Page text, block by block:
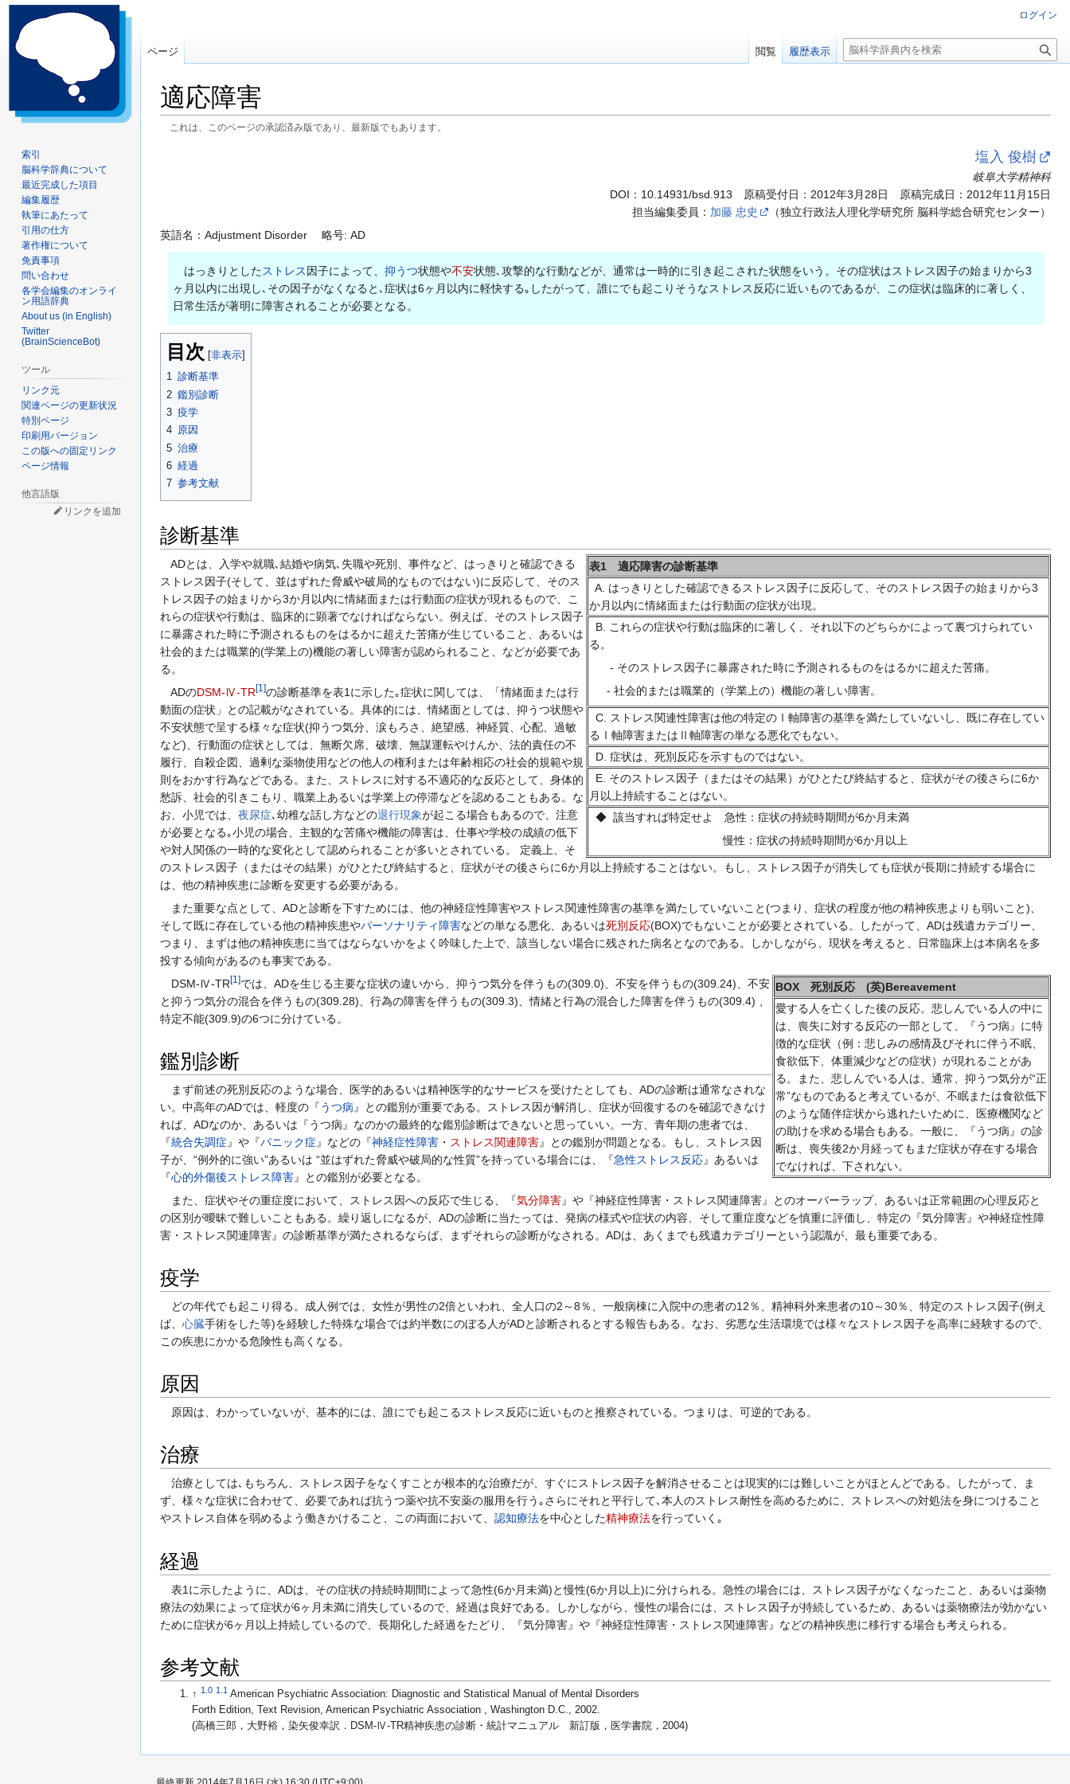
適応障害
これは、このページの承認済み版であり、最新版でもあります。
ョ
塩入 俊樹
岐阜大学精神科
DOI： 10.14931/bsd.913 原稿受付日：2012年3月28日 原稿完成日：2012年11月15日
担当編集委員： 加藤 忠史
（独立行政法人理化学研究所 脳科学総合研究センター）
英語名：Adjustment Disorder 略号: AD
はっきりとしたストレス因子によって、 抑うつ状態や不安状態､攻撃的な行動などが、通常は一時的に引き起こされた状態をいう。その症状はストレス因子の始まりから3
ヶ月以内に出現し､その因子がなくなると､症状は6ヶ月以内に軽快する｡したがって、誰にでも起こりそうなストレス反応に近いものであるが、この症状は臨床的に著しく、
日常生活が著明に障害されることが必要となる。
目次
1 診断基準
2 鑑別診断
3 疫学
4 原因
5 治療
6 経過
7 参考文献
診断基準
表1 適応障害の診断基準
A. はっきりとした確認できるストレス因子に反応して、そのストレス因子の始まりから3
か月以内に情緒面または行動面の症状が出現。
B. これらの症状や行動は臨床的に著しく、それ以下のどちらかによって裏づけられてい
る。
‐ そのストレス因子に暴露された時に予測されるものをはるかに超えた苦痛。
‐ 社会的または職業的（学業上の）機能の著しい障害。
C. ストレス関連性障害は他の特定のⅠ軸障害の基準を満たしていないし、既に存在してい
るⅠ軸障害またはⅡ軸障害の単なる悪化でもない。
D. 症状は、死別反応を示すものではない。
E. そのストレス因子（またはその結果）がひとたび終結すると、症状がその後さらに6か
月以上持続することはない。
◆ 該当すれば特定せよ 急性：症状の持続時期間が6か月未満
慢性：症状の持続時期間が6か月以上
ADとは、入学や就職､結婚や病気､失職や死別、事件など、はっきりと確認できる
ストレス因子(そして、並はずれた脅威や破局的なものではない)に反応して、そのス
トレス因子の始まりから3か月以内に情緒面または行動面の症状が現れるもので、こ
れらの症状や行動は、臨床的に顕著でなければならない。例えば、そのストレス因子
に暴露された時に予測されるものをはるかに超えた苦痛が生じていること、あるいは
社会的または職業的(学業上の)機能の著しい障害が認められること、などが必要であ
る。
ADのDSM-Ⅳ-TR[1 ]の診断基準を表1に示した｡症状に関しては、「情緒面または行
動面の症状」との記載がなされている。具体的には、情緒面としては、抑うつ状態や
不安状態で呈する様々な症状(抑うつ気分、涙もろさ、絶望感、神経質、心配、過敏
など)、行動面の症状としては、無断欠席、破壊、無謀運転やけんか、法的責任の不
履行、自殺企図、過剰な薬物使用などの他人の権利または年齢相応の社会的規範や規
則をおかす行為などである。また、ストレスに対する不適応的な反応として、身体的
愁訴、社会的引きこもり、職業上あるいは学業上の停滞などを認めることもある。な
お、小児では、 夜尿症､幼稚な話し方などの退行現象が起こる場合もあるので、注意
が必要となる｡小児の場合、主観的な苦痛や機能の障害は、仕事や学校の成績の低下
や対人関係の一時的な変化として認められることが多いとされている。 定義上、そ
のストレス因子（またはその結果）がひとたび終結すると、症状がその後さらに6か月以上持続することはない。もし、ストレス因子が消失しても症状が長期に持続する場合に
は、他の精神疾患に診断を変更する必要がある。
また重要な点として、ADと診断を下すためには、他の神経症性障害やストレス関連性障害の基準を満たしていないこと(つまり、症状の程度が他の精神疾患よりも弱いこと)、
そして既に存在している他の精神疾患やパーソナリティ障害などの単なる悪化、あるいは死別反応(BOX)でもないことが必要とされている。したがって、ADは残遺カテゴリー、
つまり、まずは他の精神疾患に当てはならないかをよく吟味した上で、該当しない場合に残された病名となのである。しかしながら、現状を考えると、日常臨床上は本病名を多
投する傾向があるのも事実である。
BOX 死別反応 (英)Bereavement
愛する人を亡くした後の反応。悲しんでいる人の中に
は、喪失に対する反応の一部として、『うつ病』に特
徴的な症状（例：悲しみの感情及びそれに伴う不眠、
食欲低下、体重減少などの症状）が現れることがあ
る。また、悲しんでいる人は、通常、抑うつ気分が“正
常”なものであると考えているが、不眠または食欲低下
のような随伴症状から逃れたいために、医療機関など
の助けを求める場合もある。一般に、『うつ病』の診
断は、喪失後2か月経ってもまだ症状が存在する場合
でなければ、下されない。
DSM-Ⅳ-TR[1 ]では、ADを生じる主要な症状の違いから、抑うつ気分を伴うもの(309.0)、不安を伴うもの(309.24)、不安
と抑うつ気分の混合を伴うもの(309.28)、行為の障害を伴うもの(309.3)、情緒と行為の混合した障害を伴うもの(309.4) 、
特定不能(309.9)の6つに分けている。
鑑別診断
まず前述の死別反応のような場合、医学的あるいは精神医学的なサービスを受けたとしても、ADの診断は通常なされな
い。中高年のADでは、軽度の『うつ病 』との鑑別が重要である。ストレス因が解消し、症状が回復するのを確認できなけ
れば、ADなのか、あるいは『うつ病』なのかの最終的な鑑別診断はできないと思っていい。一方、青年期の患者では、
『統合失調症 』や『パニック症 』などの『神経症性障害 ・ ストレス関連障害』との鑑別が問題となる。もし、ストレス因
子が、“例外的に強い”あるいは “並はずれた脅威や破局的な性質”を持っている場合には、『急性ストレス反応』あるいは
『心的外傷後ストレス障害』との鑑別が必要となる。
また、症状やその重症度において、ストレス因への反応で生じる、『気分障害』や『神経症性障害・ストレス関連障害』とのオーバーラップ、あるいは正常範囲の心理反応と
の区別が曖昧で難しいこともある。繰り返しになるが、ADの診断に当たっては、発病の様式や症状の内容、そして重症度などを慎重に評価し、特定の『気分障害』や神経症性障
害・ストレス関連障害』の診断基準が満たされるならば、まずそれらの診断がなされる。ADは、あくまでも残遺カテゴリーという認識が、最も重要である。
疫学
どの年代でも起こり得る。成人例では、女性が男性の2倍といわれ、全人口の2～8％、一般病棟に入院中の患者の12％、精神科外来患者の10～30％、特定のストレス因子(例え
ば、 心臓手術をした等)を経験した特殊な場合では約半数にのぼる人がADと診断されるとする報告もある。なお、劣悪な生活環境では様々なストレス因子を高率に経験するので、
この疾患にかかる危険性も高くなる。
原因
原因は、わかっていないが、基本的には、誰にでも起こるストレス反応に近いものと推察されている。つまりは、可逆的である。
治療
治療としては､もちろん、ストレス因子をなくすことが根本的な治療だが、すぐにストレス因子を解消させることは現実的には難しいことがほとんどである。したがって、ま
ず、様々な症状に合わせて、必要であれば抗うつ薬や抗不安薬の服用を行う｡さらにそれと平行して､本人のストレス耐性を高めるために、ストレスへの対処法を身につけること
やストレス自体を弱めるよう働きかけること、この両面において、 認知療法を中心とした精神療法を行っていく｡
経過
表1に示したように、ADは、その症状の持続時期間によって急性(6か月未満)と慢性(6か月以上)に分けられる。急性の場合には、ストレス因子がなくなったこと、あるいは薬物
療法の効果によって症状が6ヶ月未満に消失しているので、経過は良好である。しかしながら、慢性の場合には、ストレス因子が持続しているため、あるいは薬物療法が効かない
ために症状が6ヶ月以上持続しているので、長期化した経過をたどり、『気分障害』や『神経症性障害・ストレス関連障害』などの精神疾患に移行する場合も考えられる。
参考文献
↑1.0 1.1 American Psychiatric Association: Diagnostic and Statistical Manual of Mental Disorders
Forth Edition, Text Revision, American Psychiatric Association , Washington D.C., 2002.
(高橋三郎，大野裕，染矢俊幸訳．DSM-Ⅳ-TR精神疾患の診断・統計マニュアル 新訂版，医学書院，2004)
ログイン
ページ 閲覧 履歴表示
検
索
索引
脳科学辞典について
最近完成した項目
編集履歴
執筆にあたって
引用の仕方
著作権について
免責事項
問い合わせ
各学会編集のオンライ
ン用語辞典
About us (in English)
Twitter
(BrainScienceBot)
ツール
リンク元
関連ページの更新状況
特別ページ
印刷用バージョン
この版への固定リンク
ページ情報
他言語版
リンクを追加